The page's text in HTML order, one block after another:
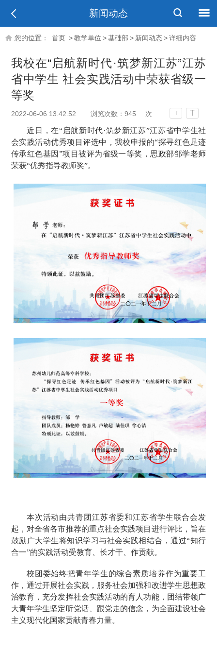
新闻动态
您的位置： 首页 >教学单位 >基础部 > 新闻动态>详细内容
我校在“启航新时代·筑梦新江苏”江苏
省中学生 社会实践活动中荣获省级一
等奖
2022-06-06 13:42:52 浏览次数： 945 次 T T
近日，在“启航新时代·筑梦新江苏”江苏省中学生社
会实践活动优秀项目评选中，我校申报的“探寻红色足迹
传承红色基因”项目被评为省级一等奖，思政部邹学老师
荣获“优秀指导教师奖”。
本次活动由共青团江苏省委和江苏省学生联合会发
起，对全省各市推荐的重点社会实践项目进行评比，旨在
鼓励广大学生将知识学习与社会实践相结合，通过“知行
合一”的实践活动受教育、长才干、作贡献。
校团委始终把青年学生的综合素质培养作为重要工
作，通过开展社会实践，服务社会加强和改进学生思想政
治教育，充分发挥社会实践活动的育人功能，团结带领广
大青年学生坚定听党话、跟党走的信念，为全面建设社会
主义现代化国家贡献青春力量。